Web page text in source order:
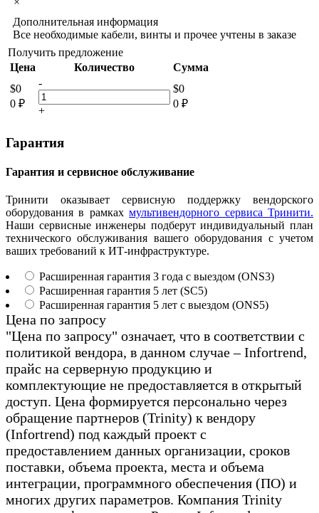
Дополнительная информация
Все необходимые кабели, винты и прочее учтены в заказе
Получить предложение
Цена
Количество
Сумма
$0
0 ₽
-
+
$0
0 ₽
Гарантия
Гарантия и сервисное обслуживание
Тринити оказывает сервисную поддержку вендорского
оборудования в рамкахмультивендорного сервиса Тринити.
Наши сервисные инженеры подберут индивидуальный план
технического обслуживания вашего оборудования с учетом
ваших требований к ИТ-инфраструктуре.
Расширенная гарантия 3 года с выездом (ONS3)
Расширенная гарантия 5 лет (SC5)
Расширенная гарантия 5 лет с выездом (ONS5)
Цена по запросу
"Цена по запросу" означает, что в соответствии с
политикой вендора, в данном случае – Infortrend,
прайс на серверную продукцию и
комплектующие не предоставляется в открытый
доступ. Цена формируется персонально через
обращение партнеров (Trinity) к вендору
(Infortrend) под каждый проект с
предоставлением данных организации, сроков
поставки, объема проекта, места и объема
интеграции, программного обеспечения (ПО) и
многих других параметров. Компания Trinity